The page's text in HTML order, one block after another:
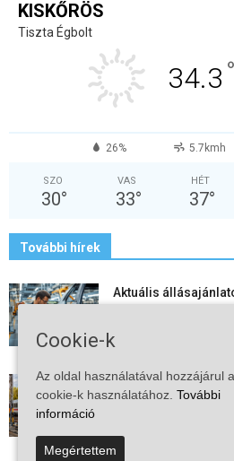
KISKŐRÖS
Tiszta Égbolt
34.3 °
26% 5.7kmh
SZO
30°
VAS
33°
HÉT
37°
További hírek
Aktuális
munkavállalókra
2026-08-07
Vitézy Dávid: már
személyszállítás a
2026-08-06
Cookie-k
Az oldal használatával hozzájárul a
cookie-k használatához. További
információ
Megértettem